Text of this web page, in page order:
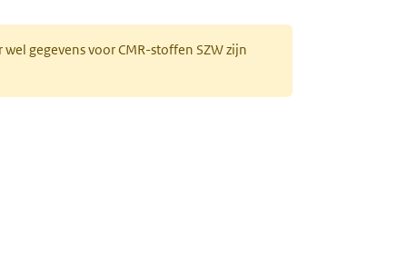
gegevens voor CMR-stoffen SZW zijn